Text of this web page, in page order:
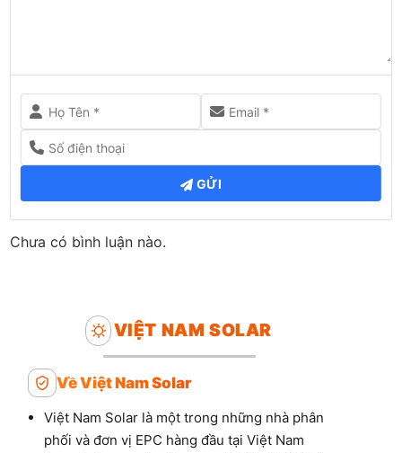
GỬI
Chưa có bình luận nào.
VIỆT NAM SOLAR
Về Việt Nam Solar
Việt Nam Solar là một trong những nhà phân
phối và đơn vị EPC hàng đầu tại Việt Nam